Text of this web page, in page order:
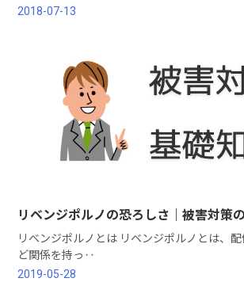
2018-07-13
リベンジポルノの恐ろしさ｜被害対策
リベンジポルノとは リベンジポルノとは、配偶者や交際相手な
ど関係を持っ‥
2019-05-28